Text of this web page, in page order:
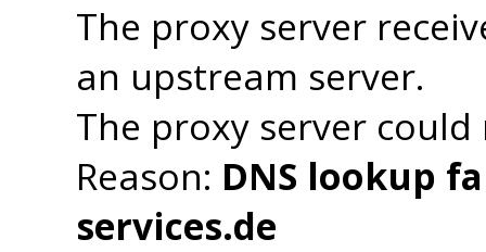
The proxy server
an upstream server.
The proxy server
Reason: DNS lookup
services.de